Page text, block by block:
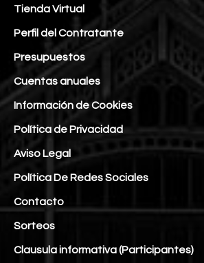
Tienda Virtual
Perfil del Contratante
Presupuestos
Cuentas anuales
Información de Cookies
Política de Privacidad
Aviso Legal
Política De Redes Sociales
Contacto
Sorteos
Clausula informativa (Participantes)